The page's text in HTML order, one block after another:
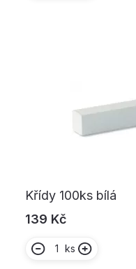
Křídy 100ks bílá
139 Kč
ks